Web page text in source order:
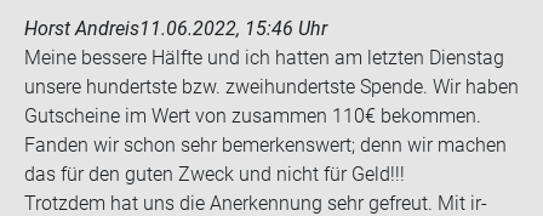
Horst Andreis11.06.2022, 15:46 Uhr
Meine bes­se­re Hälf­te und ich hat­ten am letz­ten Diens­tag
un­se­re hun­derts­te bzw. zwei­hun­derts­te Spen­de. Wir haben
Gut­schei­ne im Wert von zu­sam­men 110€ be­kom­men.
Fan­den wir schon sehr be­mer­kens­wert; denn wir ma­chen
das für den guten Zweck und nicht für Geld!!!
Trotz­dem hat uns die An­er­ken­nung sehr ge­freut. Mit ir­